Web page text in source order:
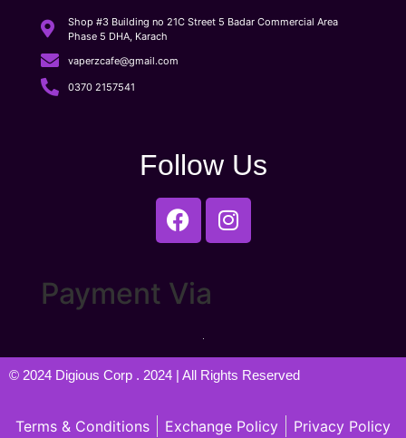
Shop #3 Building no 21C Street 5 Badar Commercial Area
Phase 5 DHA, Karach
vaperzcafe@gmail.com
0370 2157541
Follow Us
Payment Via
© 2024 Digious Corp . 2024 | All Rights Reserved
Terms & Conditions Exchange Policy Privacy Policy